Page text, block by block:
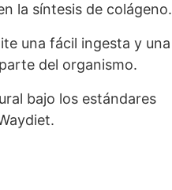
la síntesis de colágeno.
una fácil ingesta y una
del organismo.
bajo los estándares